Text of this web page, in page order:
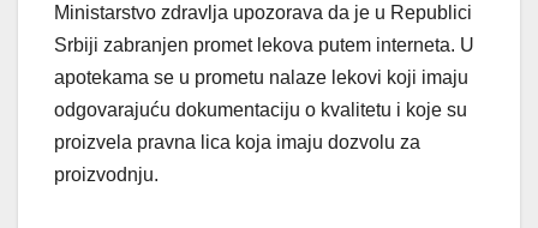
Ministarstvo zdravlja upozorava da je u Republici
Srbiji zabranjen promet lekova putem interneta. U
apotekama se u prometu nalaze lekovi koji imaju
odgovarajuću dokumentaciju o kvalitetu i koje su
proizvela pravna lica koja imaju dozvolu za
proizvodnju.